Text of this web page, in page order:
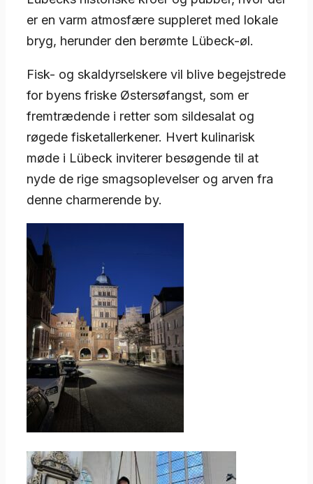
er en varm atmosfære suppleret med lokale
bryg, herunder den berømte Lübeck-øl.
Fisk- og skaldyrselskere vil blive begejstrede
for byens friske Østersøfangst, som er
fremtrædende i retter som sildesalat og
røgede fisketallerkener. Hvert kulinarisk
møde i Lübeck inviterer besøgende til at
nyde de rige smagsoplevelser og arven fra
denne charmerende by.